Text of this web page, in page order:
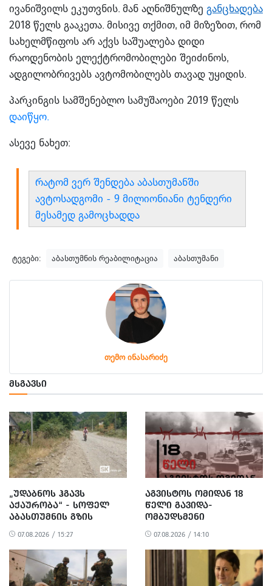
ივანიშვილს ეკუთვნის. მან აღნიშნულზე განცხადება
2018 წელს გააკეთა. მისივე თქმით, იმ მიზეზით, რომ
სახელმწიფოს არ აქვს საშუალება დიდი
რაოდენობის ელექტრომობილები შეიძინოს,
ადგილობრივებს ავტომობილებს თავად უყიდის.
პარკინგის სამშენებლო სამუშაოები 2019 წელს
დაიწყო.
ასევე ნახეთ:
რატომ ვერ შენდება აბასთუმანში
ავტოსადგომი - 9 მილიონიანი ტენდერი
მესამედ გამოცხადდა
ტეგები: აბასთუმნის რეაბილიტაცია აბასთუმანი
თემო ინასარიძე
ᲛᲡᲒᲐᲕᲡᲘ
„ᲣᲓᲐᲑᲜᲝᲡ ᲰᲒᲐᲕᲡ
ᲐᲥᲐᲣᲠᲝᲑᲐ“ - ᲡᲝᲤᲔᲚ
ᲐᲑᲐᲡᲗᲣᲛᲜᲘᲡ ᲒᲖᲘᲡ
ᲠᲔᲐᲑᲘᲚᲘᲢᲐᲪᲘᲐ ᲓᲐ
ᲛᲝᲡᲐᲮᲚᲔᲝᲑᲘᲡ
ᲞᲠᲝᲢᲔᲡᲢᲘ
07.08.2026 / 15:27
ᲐᲒᲕᲘᲡᲢᲝᲡ ᲝᲛᲘᲓᲐᲜ 18
ᲬᲔᲚᲘ ᲒᲐᲕᲘᲓᲐ-
ᲝᲛᲑᲣᲓᲡᲛᲔᲜᲘ
ᲒᲐᲜᲪᲮᲐᲓᲔᲑᲐᲡ
ᲐᲕᲠᲪᲔᲚᲔᲑᲡ
07.08.2026 / 14:10